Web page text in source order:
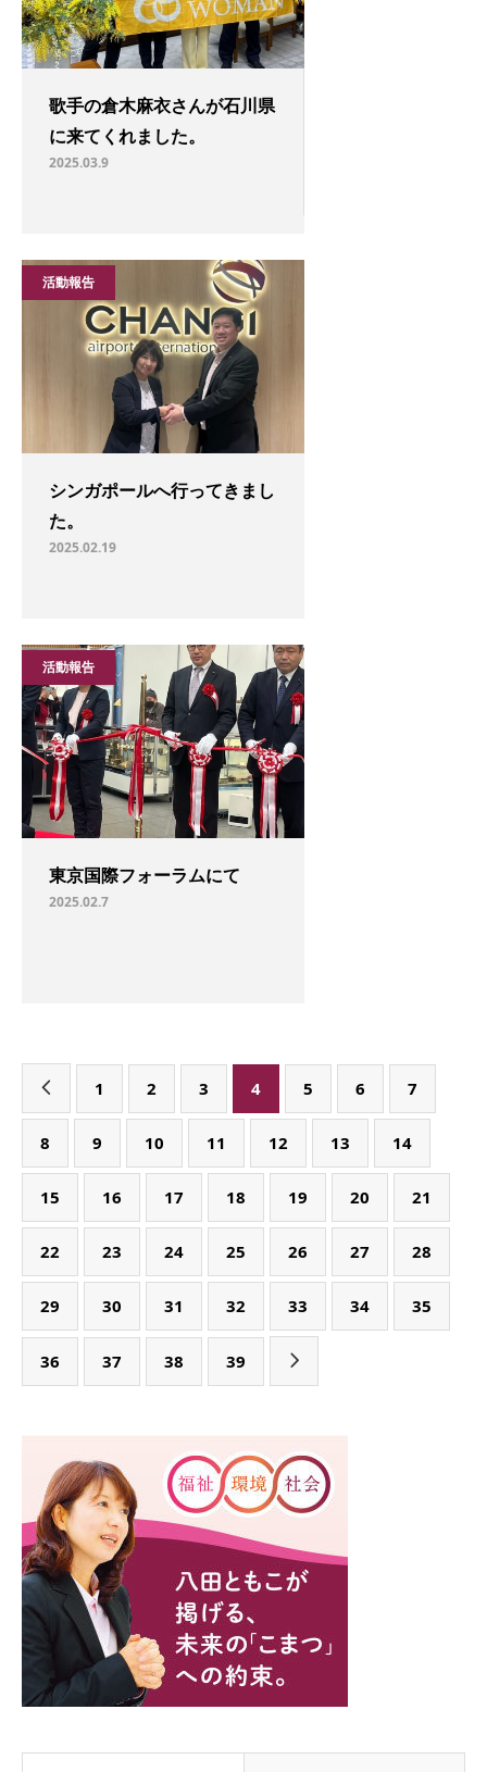
歌手の倉木麻衣さんが石川県
に来てくれました。
2025.03.9
シンガポールへ行ってきまし
た。
2025.02.19
活動報告
東京国際フォーラムにて
2025.02.7
活動報告
1 2 3 4 5 6 7
8 9 10 11 12 13 14
15 16 17 18 19 20 21
22 23 24 25 26 27 28
29 30 31 32 33 34 35
36 37 38 39